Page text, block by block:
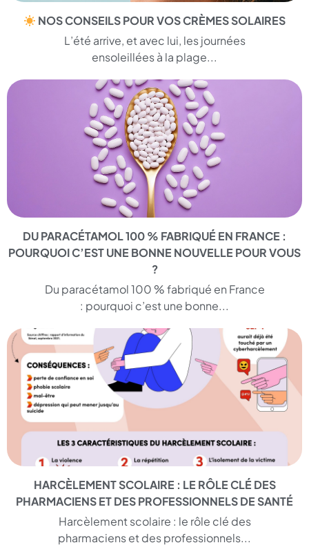
NOS CONSEILS POUR VOS CRÈMES SOLAIRES
L’été arrive, et avec lui, les journées
ensoleillées à la plage...
DU PARACÉTAMOL 100 % FABRIQUÉ EN FRANCE :
POURQUOI C’EST UNE BONNE NOUVELLE POUR VOUS
?
Du paracétamol 100 % fabriqué en France
: pourquoi c’est une bonne...
HARCÈLEMENT SCOLAIRE : LE RÔLE CLÉ DES
PHARMACIENS ET DES PROFESSIONNELS DE SANTÉ
Harcèlement scolaire : le rôle clé des
pharmaciens et des professionnels...